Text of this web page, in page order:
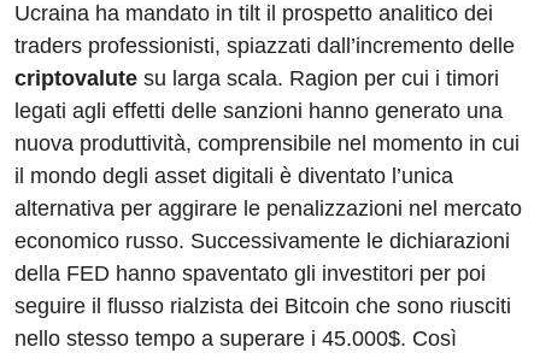
b
o
o
k
dI
n
t
d
s
A
p
p
a
m
Ucraina ha mandato in tilt il prospetto analitico dei
traders professionisti, spiazzati dall’incremento delle
criptovalute su larga scala. Ragion per cui i timori
legati agli effetti delle sanzioni hanno generato una
nuova produttività, comprensibile nel momento in cui
il mondo degli asset digitali è diventato l’unica
alternativa per aggirare le penalizzazioni nel mercato
economico russo. Successivamente le dichiarazioni
della FED hanno spaventato gli investitori per poi
seguire il flusso rialzista dei Bitcoin che sono riusciti
nello stesso tempo a superare i 45.000$. Così